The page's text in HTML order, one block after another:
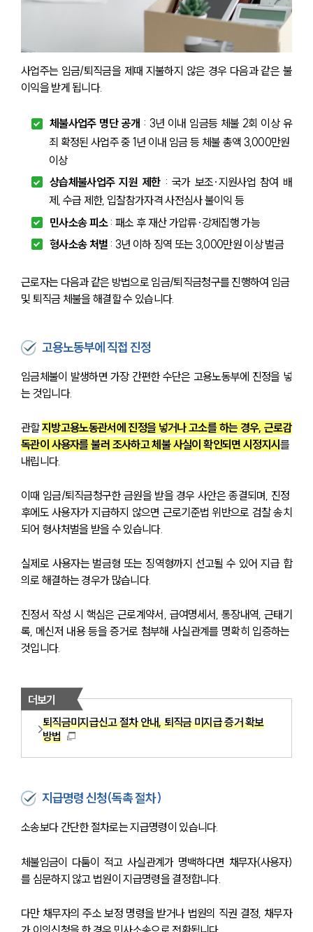
사업주는 임금/퇴직금을 제때 지불하지 않은 경우 다음과 같은 불
이익을 받게 됩니다.
체불사업주 명단 공개 : 3년 이내 임금등 체불 2회 이상 유
죄 확정된 사업주 중 1년 이내 임금 등 체불 총액 3,000만원
이상
상습체불사업주 지원 제한 : 국가 보조·지원사업 참여 배
제, 수급 제한, 입찰참가자격 사전심사 불이익 등
민사소송 피소 : 패소 후 재산 가압류·강제집행 가능
형사소송 처벌 : 3년 이하 징역 또는 3,000만원 이상 벌금
근로자는 다음과 같은 방법으로 임금/퇴직금청구를 진행하여 임금
및 퇴직금 체불을 해결할 수 있습니다.
고용노동부에 직접 진정
임금체불이 발생하면 가장 간편한 수단은 고용노동부에 진정을 넣
는 것입니다.
관할 지방고용노동관서에 진정을 넣거나 고소를 하는 경우, 근로감
독관이 사용자를 불러 조사하고 체불 사실이 확인되면 시정지시를
내립니다.
이때 임금/퇴직금청구한 금원을 받을 경우 사안은 종결되며, 진정
후에도 사용자가 지급하지 않으면 근로기준법 위반으로 검찰 송치
되어 형사처벌을 받을 수 있습니다.
실제로 사용자는 벌금형 또는 징역형까지 선고될 수 있어 지급 합
의로 해결하는 경우가 많습니다.
진정서 작성 시 핵심은 근로계약서, 급여명세서, 통장내역, 근태기
록, 메신저 내용 등을 증거로 첨부해 사실관계를 명확히 입증하는
것입니다.
더보기
퇴직금미지급신고 절차 안내, 퇴직금 미지급 증거 확보
방법
지급명령 신청(독촉 절차)
소송보다 간단한 절차로는 지급명령이 있습니다.
체불임금이 다툼이 적고 사실관계가 명백하다면 채무자(사용자)
를 심문하지 않고 법원이 지급명령을 결정합니다.
다만 채무자의 주소 보정 명령을 받거나 법원의 직권 결정, 채무자